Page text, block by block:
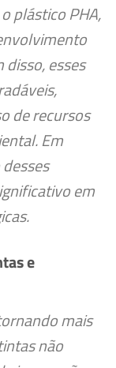
plástico PHA,
esses
de recursos
Em
em
e
mais
não